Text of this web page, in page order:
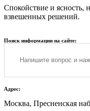
Спокойствие и ясность,
взвешенных решений.
Поиск информации на сайте:
Адрес:
Москва, Пресненская